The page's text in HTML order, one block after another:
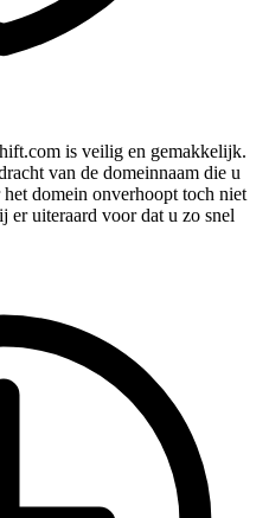
is veilig en gemakkelijk.
van de domeinnaam die u
domein onverhoopt toch niet
er uiteraard voor dat u zo snel